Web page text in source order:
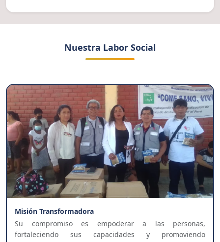
Nuestra Labor Social
Misión Transformadora
Su compromiso es empoderar a las personas,
fortaleciendo sus capacidades y promoviendo